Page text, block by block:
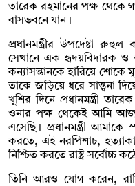
তারেক রহমানের পক্ষ থেকে
বাসভবনে যান।
প্রধানমন্ত্রীর উপদেষ্টা
সেখানে এক হৃদয়বিদারক ও
কন্যাসন্তানকে হারিয়ে শোকে
তাকে জড়িয়ে ধরে সান্ত্বনা
খুশির দিনে প্রধানমন্ত্রী
ওনার পক্ষ থেকেই আমি
এসেছি। প্রধানমন্ত্রী আমাকে
করতে, এই নরপিশাচ,
নিশ্চিত করতে রাষ্ট্র সর্বোচ্চ
তিনি আরও যোগ করেন,